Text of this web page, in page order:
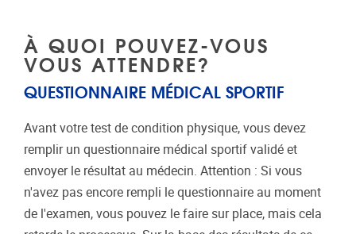
À QUOI POUVEZ-VOUS
VOUS ATTENDRE?
QUESTIONNAIRE MÉDICAL SPORTIF
Avant votre test de condition physique, vous devez
remplir un questionnaire médical sportif validé et
envoyer le résultat au médecin. Attention : Si vous
n'avez pas encore rempli le questionnaire au moment
de l'examen, vous pouvez le faire sur place, mais cela